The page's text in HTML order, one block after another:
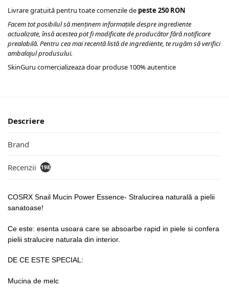
Livrare gratuită pentru toate comenzile de peste 250 RON
Facem tot posibilul să menținem informațiile despre ingrediente
actualizate, însă acestea pot fi modificate de producător fără notificare
prealabilă. Pentru cea mai recentă listă de ingrediente, te rugăm să verifici
ambalajul produsului.
SkinGuru comercializeaza doar produse 100% autentice
Descriere
Brand
Recenzii 198
COSRX Snail Mucin Power Essence- Stralucirea naturală a pielii
sanatoase!
Ce este: esenta usoara care se absoarbe rapid in piele si confera
pielii stralucire naturala din interior.
DE CE ESTE SPECIAL:
Mucina de melc